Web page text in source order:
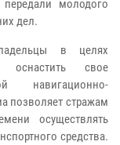
молодого
дел.
в целях
оснастить свое
навигационно-
позволяет стражам
осуществлять
средства.